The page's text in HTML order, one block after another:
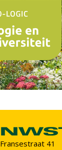
Fransestraat 41